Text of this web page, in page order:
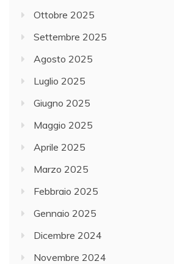
Ottobre 2025
Settembre 2025
Agosto 2025
Luglio 2025
Giugno 2025
Maggio 2025
Aprile 2025
Marzo 2025
Febbraio 2025
Gennaio 2025
Dicembre 2024
Novembre 2024